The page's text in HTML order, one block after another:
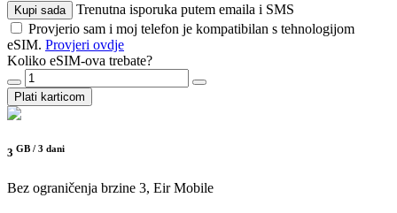
Kupi sada
Trenutna isporuka putem emaila i SMS
Provjerio sam i moj telefon je kompatibilan s tehnologijom
eSIM. Provjeri ovdje
Koliko eSIM-ova trebate?
Plati karticom
3 GB / 3 dani
Bez ograničenja brzine 3, Eir Mobile